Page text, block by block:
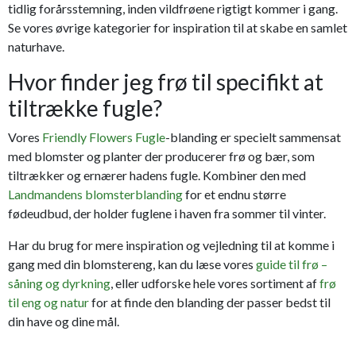
tidlig forårsstemning, inden vildfrøene rigtigt kommer i gang.
Se vores øvrige kategorier for inspiration til at skabe en samlet
naturhave.
Hvor finder jeg frø til specifikt at
tiltrække fugle?
Vores Friendly Flowers Fugle-blanding er specielt sammensat
med blomster og planter der producerer frø og bær, som
tiltrækker og ernærer hadens fugle. Kombiner den med
Landmandens blomsterblandingfor et endnu større
fødeudbud, der holder fuglene i haven fra sommer til vinter.
Har du brug for mere inspiration og vejledning til at komme i
gang med din blomstereng, kan du læse vores guide til frø –
såning og dyrkning, eller udforske hele vores sortiment affrø
til eng og naturfor at finde den blanding der passer bedst til
din have og dine mål.